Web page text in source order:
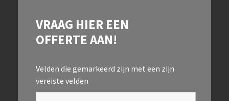
VRAAG HIER EEN
OFFERTE AAN!
Velden die gemarkeerd zijn met een zijn
vereiste velden